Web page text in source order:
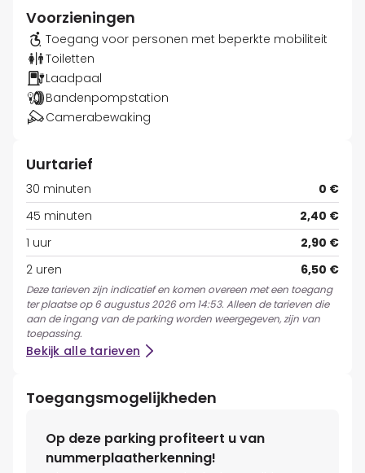
Voorzieningen
Toegang voor personen met beperkte mobiliteit
Toiletten
Laadpaal
Bandenpompstation
Camerabewaking
Uurtarief
30 minuten
0 €
45 minuten
2,40 €
1 uur
2,90 €
2 uren
6,50 €
Deze tarieven zijn indicatief en komen overeen met een toegang
ter plaatse op 6 augustus 2026 om 14:53. Alleen de tarieven die
aan de ingang van de parking worden weergegeven, zijn van
toepassing.
Bekijk alle tarieven
Toegangsmogelijkheden
Op deze parking profiteert u van
nummerplaatherkenning!